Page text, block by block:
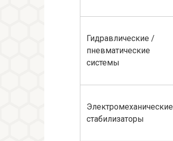
Гидравлические /
пневматические
системы
Электромеханические
стабилизаторы